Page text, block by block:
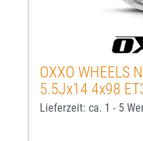
OXXO WHEELS
5.5Jx14 4x98
Lieferzeit: ca. 1 - 5